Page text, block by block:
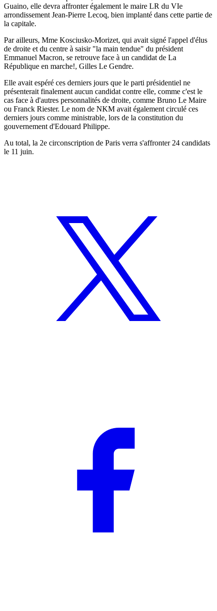
Guaino, elle devra affronter également le maire LR du VIe
arrondissement Jean-Pierre Lecoq, bien implanté dans cette partie de
la capitale.
Par ailleurs, Mme Kosciusko-Morizet, qui avait signé l'appel d'élus
de droite et du centre à saisir "la main tendue" du président
Emmanuel Macron, se retrouve face à un candidat de La
République en marche!, Gilles Le Gendre.
Elle avait espéré ces derniers jours que le parti présidentiel ne
présenterait finalement aucun candidat contre elle, comme c'est le
cas face à d'autres personnalités de droite, comme Bruno Le Maire
ou Franck Riester. Le nom de NKM avait également circulé ces
derniers jours comme ministrable, lors de la constitution du
gouvernement d'Edouard Philippe.
Au total, la 2e circonscription de Paris verra s'affronter 24 candidats
le 11 juin.